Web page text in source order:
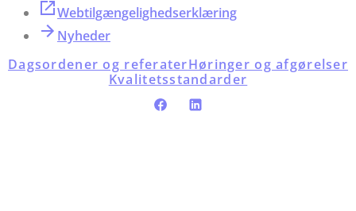
Webtilgængelighedserklæring
Nyheder
Dagsordener og referaterHøringer og afgørelser
Kvalitetsstandarder